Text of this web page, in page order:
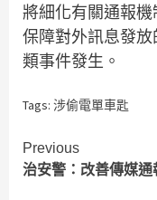
將細化有關通報機
保障對外訊息發
類事件發生。
Tags: 涉偷電單車匙
Continue
Reading
Previous
治安警：改善傳媒通